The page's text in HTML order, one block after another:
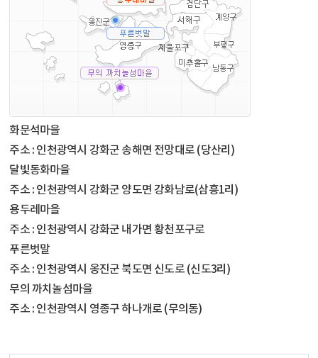
화문석마을
주소 : 인천광역시 강화군 송해면 전망대로 (당산리)
달빛동화마을
주소 : 인천광역시 강화군 양도면 강화남로(삼흥1리)
용두레마을
주소 : 인천광역시 강화군 내가면 황천포구로
푸른벗말
주소 : 인천광역시 옹진군 북도면 신도로 (신도3리)
무의 까치놀섬마을
주소 : 인천광역시 영종구 하나개로 (무의동)